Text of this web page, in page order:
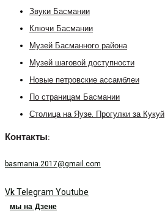
Звуки Басмании
Ключи Басмании
Музей Басманного района
Музей шаговой доступности
Новые петровские ассамблеи
По страницам Басмании
Столица на Яузе. Прогулки за Кукуй
Контакты:
basmania.2017@gmail.com
VkTelegram Youtube
мы на Дзене